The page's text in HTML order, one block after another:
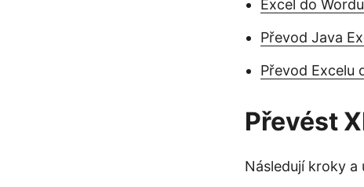
Excel do
Převod Java
Převod Excelu
Převést
Následují kroky a